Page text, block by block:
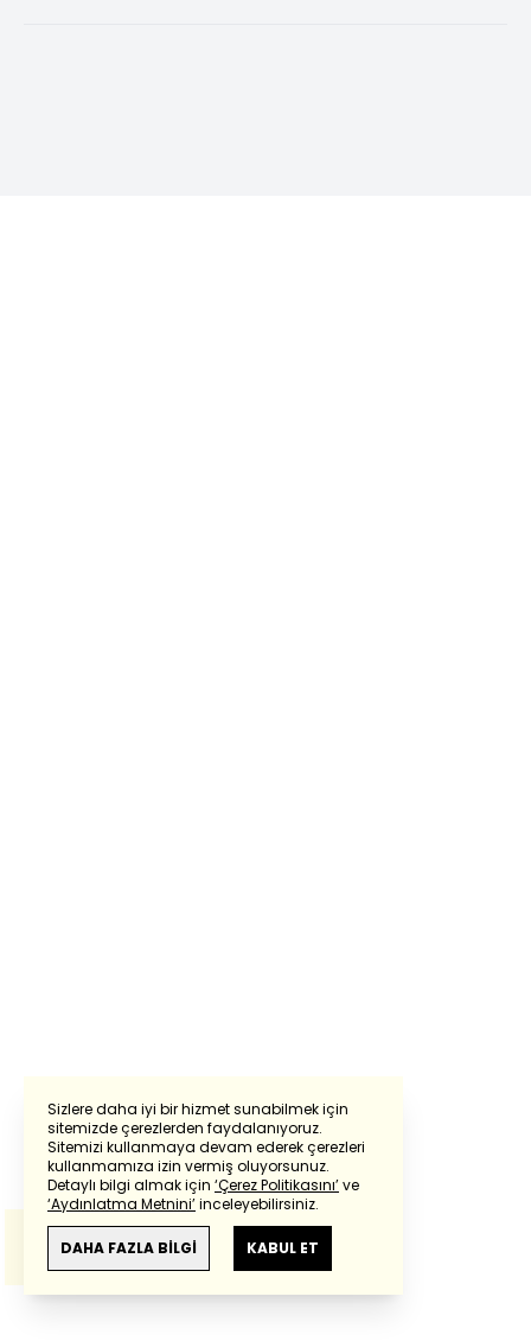
Sizlere daha iyi bir hizmet sunabilmek için
sitemizde çerezlerden faydalanıyoruz.
Sitemizi kullanmaya devam ederek çerezleri
kullanmamıza izin vermiş oluyorsunuz.
Detaylı bilgi almak için ‘Çerez Politikasını’ve
‘Aydınlatma Metnini’inceleyebilirsiniz.
DAHA FAZLA BİLGİ KABUL ET
Powered by Translate
Bu çevirideGoogle Transletekullanılmıştır.
Anlam ve çeviri hatalarından
haberturk.com
sorumlu değildir.